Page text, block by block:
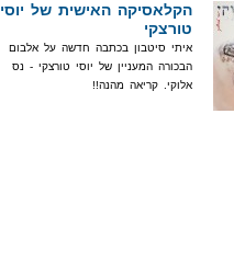
הקלאסיקה האישית של יוסי
טורצקי
איתי סיטבון בכתבה חדשה על אלבום
הבכורה המעניין של יוסי טורצקי - נס
אלוקי. קריאה מהנה!!